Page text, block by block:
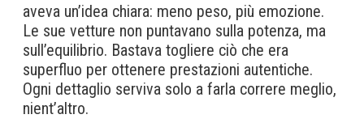
aveva un’idea chiara: meno peso, più emozione.
Le sue vetture non puntavano sulla potenza, ma
sull’equilibrio. Bastava togliere ciò che era
superfluo per ottenere prestazioni autentiche.
Ogni dettaglio serviva solo a farla correre meglio,
nient’altro.